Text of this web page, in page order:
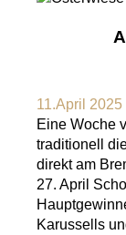
11.April 2025
Eine Woche
traditionell
direkt am
27. April
Karussells